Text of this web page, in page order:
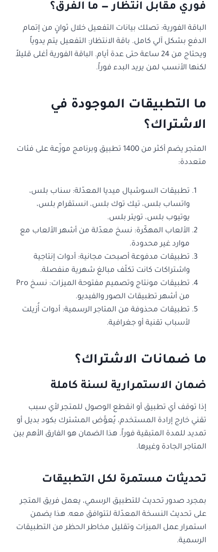
فوري مقابل انتظار — ما الفرق؟
الباقة الفورية: تصلك بيانات التفعيل خلال ثوانٍ من إتمام
الدفع بشكل آلي كامل. باقة الانتظار: التفعيل يتم يدوياً
ويحتاج من 24 ساعة حتى عدة أيام. الباقة الفورية أغلى قليلاً
لكنها الأنسب لمن يريد البدء فوراً.
ما التطبيقات الموجودة في
الاشتراك؟
المتجر يضم أكثر من 1400 تطبيق وبرنامج موزّعة على فئات
متعددة:
تطبيقات السوشيال ميديا المعدّلة: سناب بلس،
واتساب بلس، تيك توك بلس، انستقرام بلس،
يوتيوب بلس، تويتر بلس.
الألعاب المهكّرة: نسخ معدّلة من أشهر الألعاب مع
موارد غير محدودة.
تطبيقات مدفوعة أصبحت مجانية: أدوات إنتاجية
واشتراكات كانت تكلّف مبالغ شهرية منفصلة.
تطبيقات مونتاج وتصميم مفتوحة الميزات: نسخ Pro
من أشهر تطبيقات الصور والفيديو.
تطبيقات محذوفة من المتاجر الرسمية: أدوات أُزيلت
لأسباب تقنية أو جغرافية.
ما ضمانات الاشتراك؟
ضمان الاستمرارية لسنة كاملة
إذا توقف أي تطبيق أو انقطع الوصول للمتجر لأي سبب
تقني خارج إرادة المستخدم، يُعوَّض المشترك بكود بديل أو
تمديد للمدة المتبقية فوراً. هذا الضمان هو الفارق الأهم بين
المتاجر الجادة وغيرها.
تحديثات مستمرة لكل التطبيقات
بمجرد صدور تحديث للتطبيق الرسمي، يعمل فريق المتجر
على تحديث النسخة المعدّلة لتتوافق معه. هذا يضمن
استمرار عمل الميزات وتقليل مخاطر الحظر من التطبيقات
الرسمية.